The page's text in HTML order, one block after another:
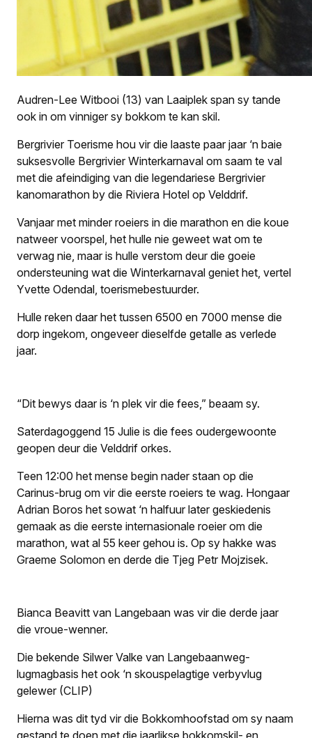
Audren-Lee Witbooi (13) van Laaiplek span sy tande
ook in om vinniger sy bokkom te kan skil.
Bergrivier Toerisme hou vir die laaste paar jaar ‘n baie
suksesvolle Bergrivier Winterkarnaval om saam te val
met die afeindiging van die legendariese Bergrivier
kanomarathon by die Riviera Hotel op Velddrif.
Vanjaar met minder roeiers in die marathon en die koue
natweer voorspel, het hulle nie geweet wat om te
verwag nie, maar is hulle verstom deur die goeie
ondersteuning wat die Winterkarnaval geniet het, vertel
Yvette Odendal, toerismebestuurder.
Hulle reken daar het tussen 6500 en 7000 mense die
dorp ingekom, ongeveer dieselfde getalle as verlede
jaar.
“Dit bewys daar is ‘n plek vir die fees,” beaam sy.
Saterdagoggend 15 Julie is die fees oudergewoonte
geopen deur die Velddrif orkes.
Teen 12:00 het mense begin nader staan op die
Carinus-brug om vir die eerste roeiers te wag. Hongaar
Adrian Boros het sowat ‘n halfuur later geskiedenis
gemaak as die eerste internasionale roeier om die
marathon, wat al 55 keer gehou is. Op sy hakke was
Graeme Solomon en derde die Tjeg Petr Mojzisek.
Bianca Beavitt van Langebaan was vir die derde jaar
die vroue-wenner.
Die bekende Silwer Valke van Langebaanweg-
lugmagbasis het ook ‘n skouspelagtige verbyvlug
gelewer (CLIP)
Hierna was dit tyd vir die Bokkomhoofstad om sy naam
gestand te doen met die jaarlikse bokkomskil- en